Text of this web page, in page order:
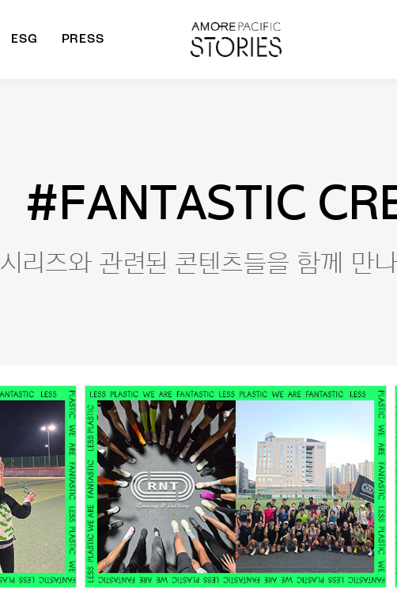
ESG PRESS
#FANTASTIC
시리즈와 관련된 콘텐츠들을 함께 만